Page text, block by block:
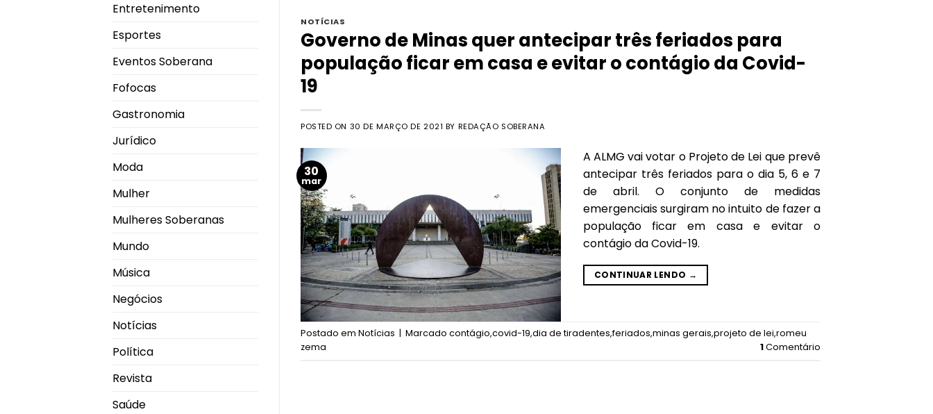
Entretenimento
Esportes
Eventos Soberana
Fofocas
Gastronomia
Jurídico
Moda
Mulher
Mulheres Soberanas
Mundo
Música
Negócios
Notícias
Política
Revista
Saúde
NOTÍCIAS
Governo de Minas quer antecipar três feriados para
população ficar em casa e evitar o contágio da Covid-
19
POSTED ON 30 DE MARÇO DE 2021 BY REDAÇÃO SOBERANA
30
mar
A ALMG vai votar o Projeto de Lei que prevê
antecipar três feriados para o dia 5, 6 e 7
de abril. O conjunto de medidas
emergenciais surgiram no intuito de fazer a
população ficar em casa e evitar o
contágio da Covid-19.
CONTINUAR LENDO →
Postado em Notícias | Marcado contágio,covid-19,dia de tiradentes,feriados,minas gerais,projeto de lei,romeu
zema
1Comentário